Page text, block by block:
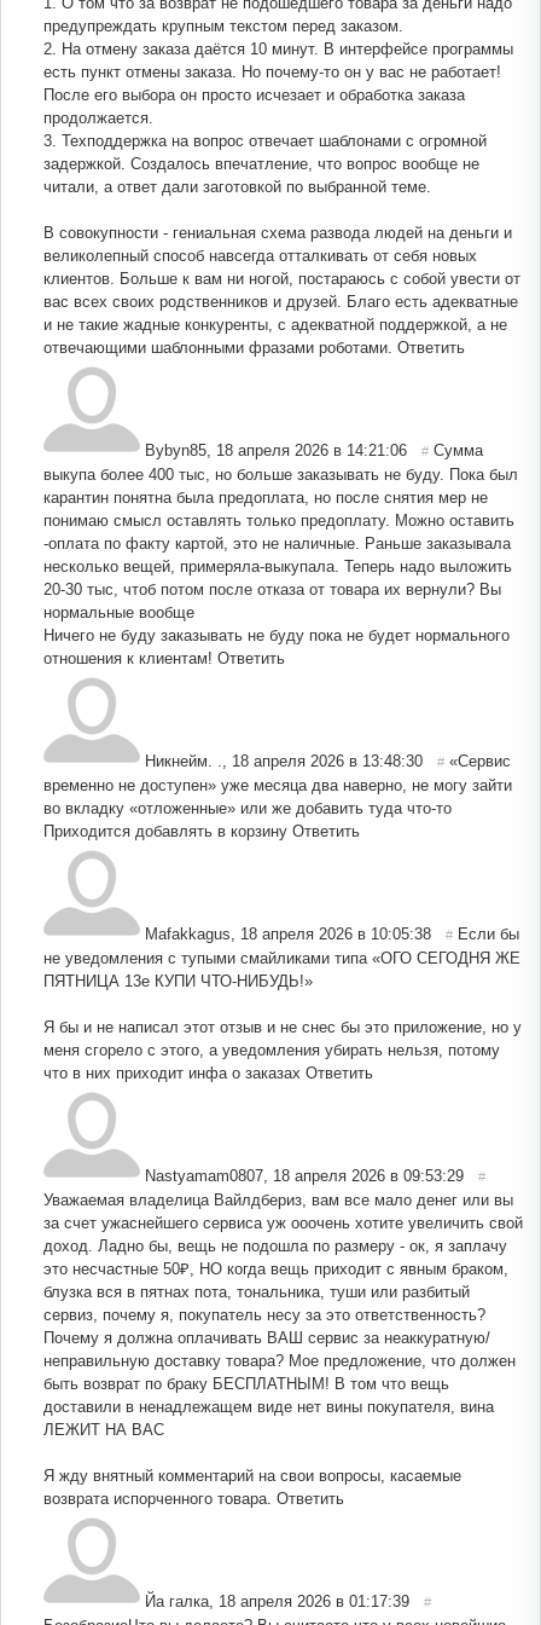
предупреждать крупным текстом перед заказом.
2. На отмену заказа даётся 10 минут. В интерфейсе программы
есть пункт отмены заказа. Но почему-то он у вас не работает!
После его выбора он просто исчезает и обработка заказа
продолжается.
3. Техподдержка на вопрос отвечает шаблонами с огромной
задержкой. Создалось впечатление, что вопрос вообще не
читали, а ответ дали заготовкой по выбранной теме.
В совокупности - гениальная схема развода людей на деньги и
великолепный способ навсегда отталкивать от себя новых
клиентов. Больше к вам ни ногой, постараюсь с собой увести от
вас всех своих родственников и друзей. Благо есть адекватные
и не такие жадные конкуренты, с адекватной поддержкой, а не
отвечающими шаблонными фразами роботами. Ответить
Bybyn85 18 апреля 2026 в 14:21:06 # Сумма
выкупа более 400 тыс, но больше заказывать не буду. Пока был
карантин понятна была предоплата, но после снятия мер не
понимаю смысл оставлять только предоплату. Можно оставить
-оплата по факту картой, это не наличные. Раньше заказывала
несколько вещей, примеряла-выкупала. Теперь надо выложить
20-30 тыс, чтоб потом после отказа от товара их вернули? Вы
нормальные вообще
Ничего не буду заказывать не буду пока не будет нормального
отношения к клиентам! Ответить
Никнейм. . 18 апреля 2026 в 13:48:30 # «Сервис
временно не доступен» уже месяца два наверно, не могу зайти
во вкладку «отложенные» или же добавить туда что-то
Приходится добавлять в корзину Ответить
Mafakkagus 18 апреля 2026 в 10:05:38 # Если бы
не уведомления с тупыми смайликами типа «ОГО СЕГОДНЯ ЖЕ
ПЯТНИЦА 13е КУПИ ЧТО-НИБУДЬ!️»
Я бы и не написал этот отзыв и не снес бы это приложение, но у
меня сгорело с этого, а уведомления убирать нельзя, потому
что в них приходит инфа о заказах Ответить
Nastyamam0807 18 апреля 2026 в 09:53:29 #
Уважаемая владелица Вайлдбериз, вам все мало денег или вы
за счет ужаснейшего сервиса уж ооочень хотите увеличить свой
доход. Ладно бы, вещь не подошла по размеру - ок, я заплачу
это несчастные 50₽, НО когда вещь приходит с явным браком,
блузка вся в пятнах пота, тональника, туши или разбитый
сервиз, почему я, покупатель несу за это ответственность?
Почему я должна оплачивать ВАШ сервис за неаккуратную/
неправильную доставку товара? Мое предложение, что должен
быть возврат по браку БЕСПЛАТНЫМ! В том что вещь
доставили в ненадлежащем виде нет вины покупателя, вина
ЛЕЖИТ НА ВАС
Я жду внятный комментарий на свои вопросы, касаемые
возврата испорченного товара. Ответить
Йа галка 18 апреля 2026 в 01:17:39 #